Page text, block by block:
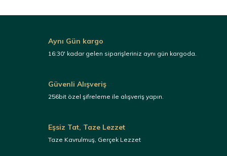
Aynı Gün kargo
16:30' kadar gelen siparişleriniz aynı gün kargoda.
Güvenli Alışveriş
256bit özel şifreleme ile alışveriş yapın.
Eşsiz Tat, Taze Lezzet
Taze Kavrulmuş, Gerçek Lezzet